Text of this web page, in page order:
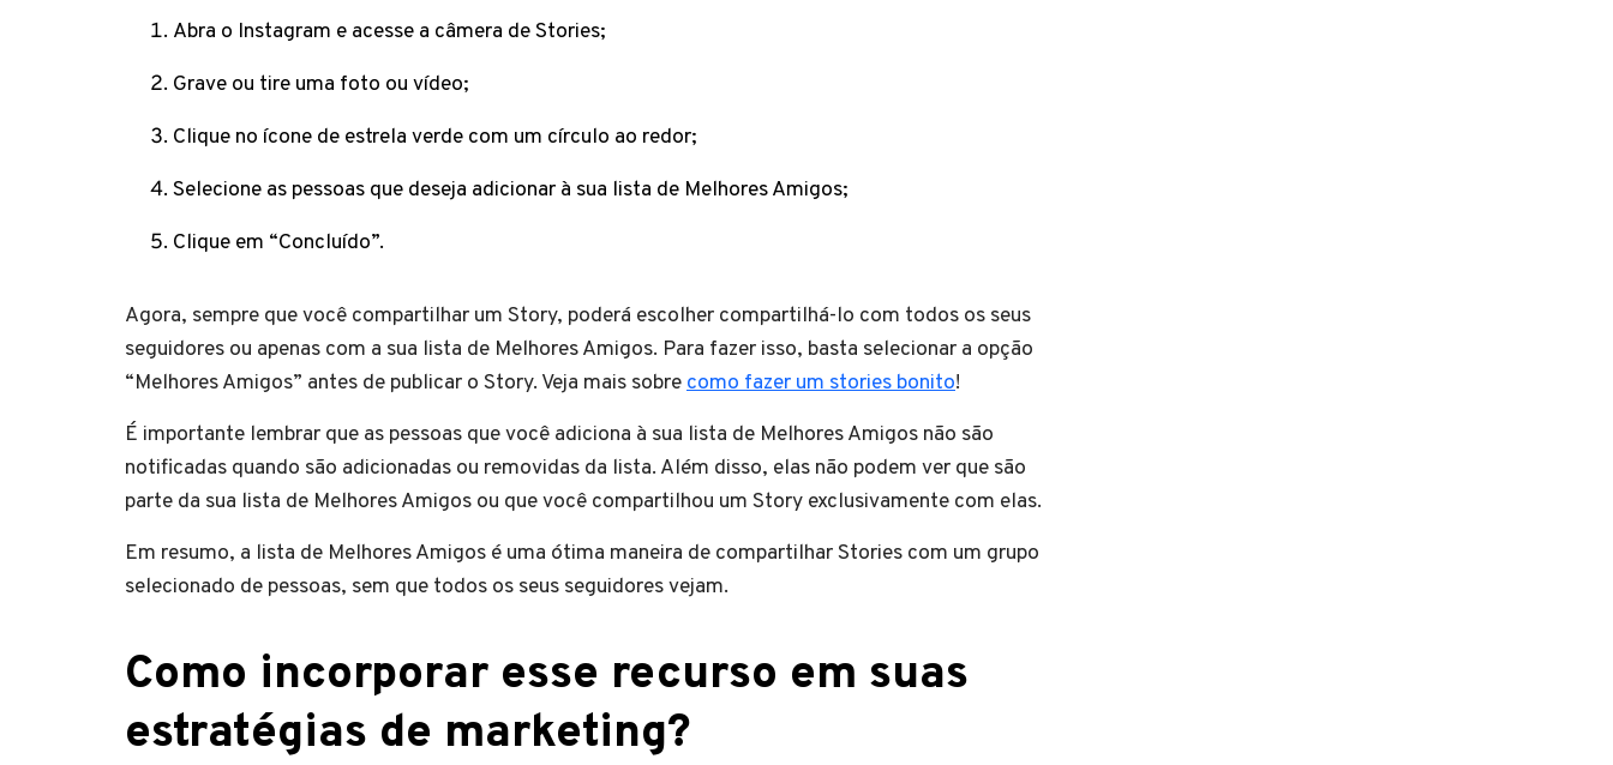
Abra o Instagram e acesse a câmera de Stories;
Grave ou tire uma foto ou vídeo;
Clique no ícone de estrela verde com um círculo ao redor;
Selecione as pessoas que deseja adicionar à sua lista de Melhores Amigos;
Clique em “Concluído”.
Agora, sempre que você compartilhar um Story, poderá escolher compartilhá-lo com todos os seus
seguidores ou apenas com a sua lista de Melhores Amigos. Para fazer isso, basta selecionar a opção
“Melhores Amigos” antes de publicar o Story. Veja mais sobre como fazer um stories bonito!
É importante lembrar que as pessoas que você adiciona à sua lista de Melhores Amigos não são
notificadas quando são adicionadas ou removidas da lista. Além disso, elas não podem ver que são
parte da sua lista de Melhores Amigos ou que você compartilhou um Story exclusivamente com elas.
Em resumo, a lista de Melhores Amigos é uma ótima maneira de compartilhar Stories com um grupo
selecionado de pessoas, sem que todos os seus seguidores vejam.
Como incorporar esse recurso em suas
estratégias de marketing?